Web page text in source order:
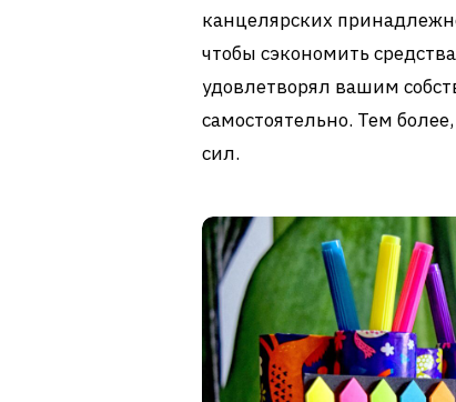
канцелярских
чтобы сэкономить
удовлетворял вашим
самостоятельно. Тем
сил.